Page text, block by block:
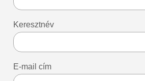
Keresztnév
E-mail cím